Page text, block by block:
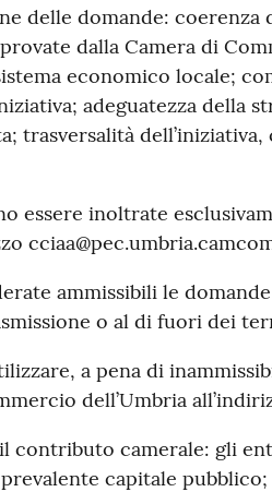
delle domande: coerenza
dalla Camera di
economico locale;
adeguatezza della
trasversalità
essere inoltrate
ammissibili le
o al di fuori dei
a pena di
dell’Umbria
contributo camerale: gli
capitale